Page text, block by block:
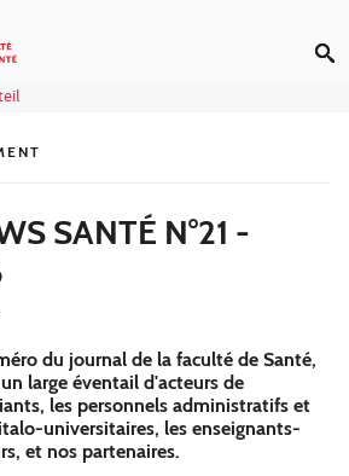
SANTÉ N°21 -
du journal de la faculté de Santé,
large éventail d'acteurs de
les personnels administratifs et
universitaires, les enseignants-
et nos partenaires.